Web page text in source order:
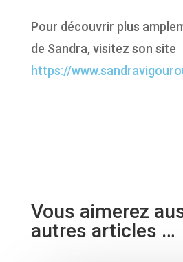
Pour découvrir plus
de Sandra, visitez son site
https://
Vous aimerez
autres articles …